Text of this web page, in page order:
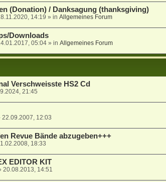
(Donation) / Danksagung (thanksgiving)
14:19 » in Allgemeines Forum
Downloads
05:04» in Allgemeines Forum
Verschweisste HS2 Cd
21:45
22.09.2007, 12:03
Revue Bände abzugeben+++
18:33
EDITOR KIT
20.08.2013, 14:51